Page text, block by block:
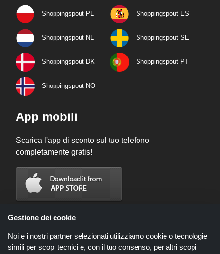
Shoppingspout PL Shoppingspout ES
Shoppingspout NL Shoppingspout SE
Shoppingspout DK Shoppingspout PT
Shoppingspout NO
App mobili
Scarica l'app di sconto sul tuo telefono
completamente gratis!
Gestione dei cookie
Noi e i nostri partner selezionati utilizziamo cookie o tecnologie
simili per scopi tecnici e, con il tuo consenso, per altri scopi